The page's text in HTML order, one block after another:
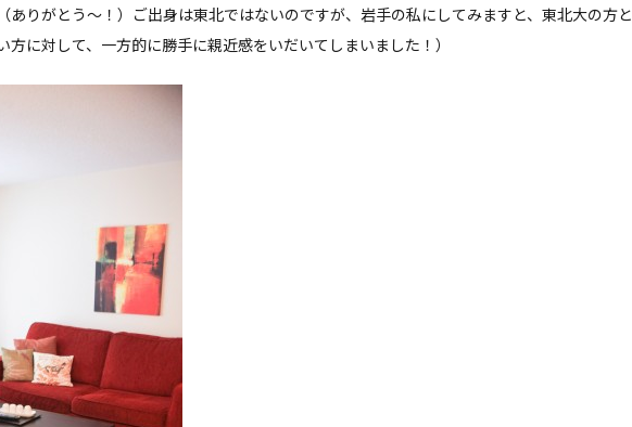
ありがとう〜！）ご出身は東北ではないのですが、岩手の私にしてみますと、東北大の方と
に対して、一方的に勝手に親近感をいだいてしまいました！）